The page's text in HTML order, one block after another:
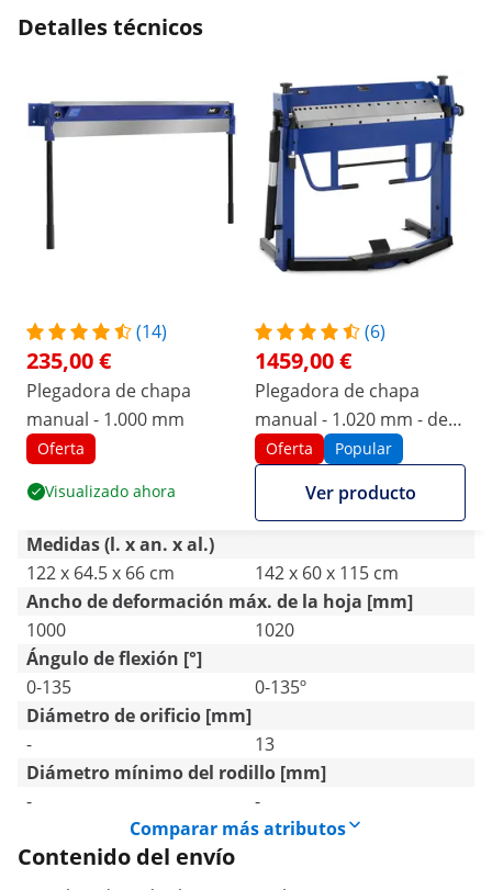
Detalles técnicos
(14)
235,00 €
Plegadora de chapa
manual - 1.000 mm
Oferta
Visualizado ahora
(6)
1459,00 €
Plegadora de chapa
manual - 1.020 mm - de 0
a 135° - manual - pedal
Oferta Popular
Ver producto
Medidas (l. x an. x al.)
122 x 64.5 x 66 cm
142 x 60 x 115 cm
Ancho de deformación máx. de la hoja [mm]
1000
1020
Ángulo de flexión [°]
0-135
0-135º
Diámetro de orificio [mm]
-
13
Diámetro mínimo del rodillo [mm]
-
-
Comparar más atributos
Contenido del envío